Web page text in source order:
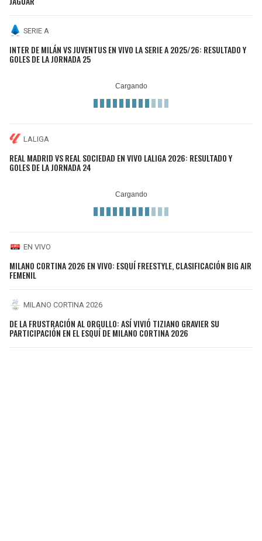
SERIE A
INTER DE MILÁN VS JUVENTUS EN VIVO LA SERIE A 2025/26: RESULTADO Y
GOLES DE LA JORNADA 25
LALIGA
REAL MADRID VS REAL SOCIEDAD EN VIVO LALIGA 2026: RESULTADO Y
GOLES DE LA JORNADA 24
EN VIVO
MILANO CORTINA 2026 EN VIVO: ESQUÍ FREESTYLE, CLASIFICACIÓN BIG AIR
FEMENIL
MILANO CORTINA 2026
DE LA FRUSTRACIÓN AL ORGULLO: ASÍ VIVIÓ TIZIANO GRAVIER SU
PARTICIPACIÓN EN EL ESQUÍ DE MILANO CORTINA 2026